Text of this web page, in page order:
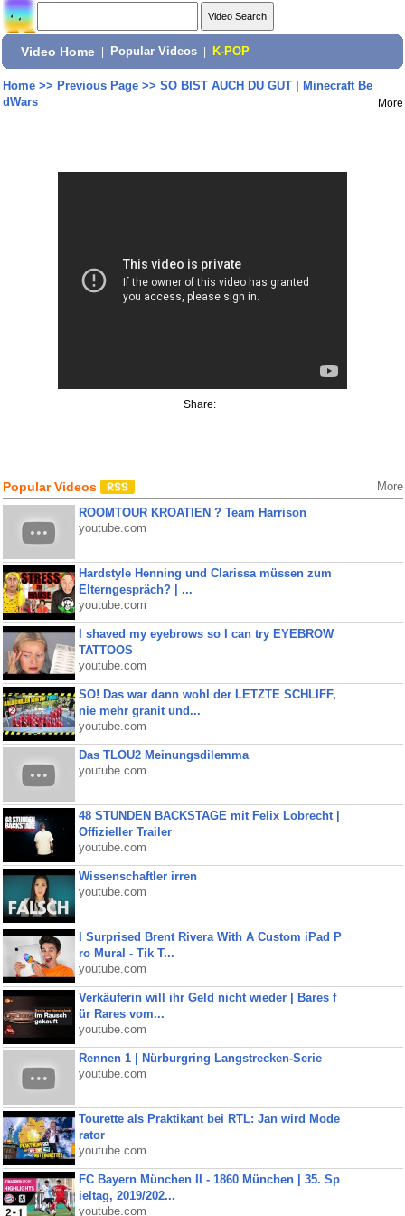
Video Home Popular Videos K-POP
Home>> Previous Page>> SO BIST AUCH DU GUT | Minecraft Be
dWars
More
Share:
Popular Videos More
ROOMTOUR KROATIEN ? Team Harrison
youtube.com
Hardstyle Henning und Clarissa müssen zum
Elterngespräch? | ...
youtube.com
I shaved my eyebrows so I can try EYEBROW
TATTOOS
youtube.com
SO! Das war dann wohl der LETZTE SCHLIFF,
nie mehr granit und...
youtube.com
Das TLOU2 Meinungsdilemma
youtube.com
48 STUNDEN BACKSTAGE mit Felix Lobrecht |
Offizieller Trailer
youtube.com
Wissenschaftler irren
youtube.com
I Surprised Brent Rivera With A Custom iPad P
ro Mural - Tik T...
youtube.com
Verkäuferin will ihr Geld nicht wieder | Bares f
ür Rares vom...
youtube.com
Rennen 1 | Nürburgring Langstrecken-Serie
youtube.com
Tourette als Praktikant bei RTL: Jan wird Mode
rator
youtube.com
FC Bayern München II - 1860 München | 35. Sp
ieltag, 2019/202...
youtube.com